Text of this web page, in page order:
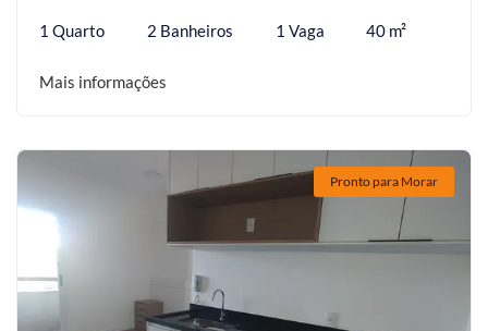
1 Quarto 2 Banheiros 1 Vaga 40 m²
Mais informações
Pronto para Morar